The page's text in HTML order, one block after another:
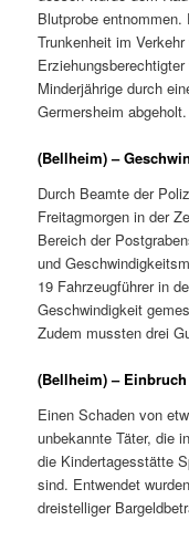
Blutprobe
Trunkenheit im
Minderjährige durch
Germersheim abgeholt.
(Bellheim) –
Durch Beamte der
Freitagmorgen in der
Bereich der
und
19 Fahrzeugführer in
Geschwindigkeit
Zudem mussten drei
(Bellheim) –
Einen Schaden von
unbekannte Täter, die
die Kindertagesstätte
sind. Entwendet
dreistelliger